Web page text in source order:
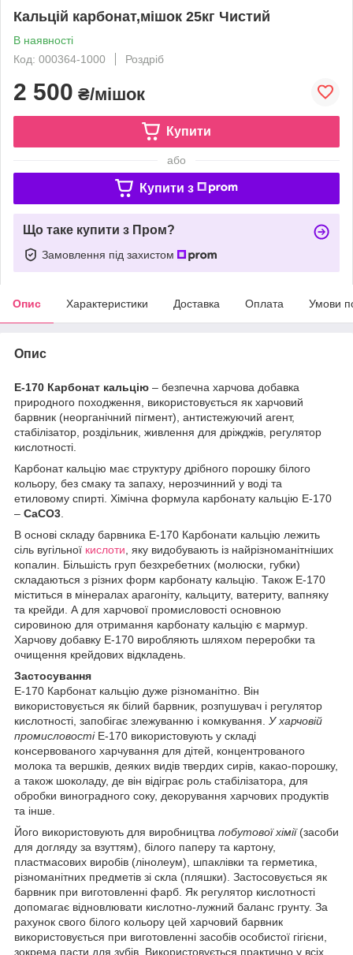
Кальцій карбонат,мішок 25кг Чистий
В наявності
Код: 000364-1000
Роздріб
2 500 ₴/мішок
Купити
або
Купити з
Що таке купити з Пром?
Замовлення під захистом
Опис Характеристики Доставка Оплата Умови
Опис
Е-170 Карбонат кальцію – безпечна харчова добавка
природного походження, використовується як харчовий
барвник (неорганічний пігмент), антистежуючий агент,
стабілізатор, роздільник, живлення для дріжджів, регулятор
кислотності.
Карбонат кальцію має структуру дрібного порошку білого
кольору, без смаку та запаху, нерозчинний у воді та
етиловому спирті. Хімічна формула карбонату кальцію Е-170
– CaCO3
В основі складу барвника E-170 Карбонати кальцію лежить
сіль вугільної кислоти , яку видобувають із найрізноманітніших
копалин. Більшість груп безхребетних (молюски, губки)
складаються з різних форм карбонату кальцію. Також Е-170
міститься в мінералах арагоніту, кальциту, ватериту, вапняку
та крейди. А для харчової промисловості основною
сировиною для отримання карбонату кальцію є мармур.
Харчову добавку Е-170 виробляють шляхом переробки та
очищення крейдових відкладень.
Застосування
E-170 Карбонат кальцію дуже різноманітно. Він
використовується як білий барвник, розпушувач і регулятор
кислотності, запобігає злежуванню і комкування. У харчовій
промисловостіE-170 використовують у складі
консервованого харчування для дітей, концентрованого
молока та вершків, деяких видів твердих сирів, какао-порошку,
а також шоколаду, де він відіграє роль стабілізатора, для
обробки виноградного соку, декорування харчових продуктів
та інше.
Його використовують для виробництва побутової хімії(засоби
для догляду за взуттям), білого паперу та картону,
пластмасових виробів (лінолеум), шпаклівки та герметика,
різноманітних предметів зі скла (пляшки). Застосовується як
барвник при виготовленні фарб. Як регулятор кислотності
допомагає відновлювати кислотно-лужний баланс грунту. За
рахунок свого білого кольору цей харчовий барвник
використовується при виготовленні засобів особистої гігієни,
зокрема пасти для зубів. Використовується практично у всіх